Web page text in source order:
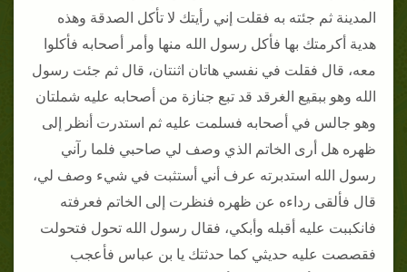
المدينة ثم جئته به فقلت إني رأيتك لا تأكل الصدقة وهذه
هدية أكرمتك بها فأكل رسول الله منها وأمر أصحابه فأكلوا
معه، قال فقلت في نفسي هاتان اثنتان، قال ثم جئت رسول
الله وهو ببقيع الغرقد قد تبع جنازة من أصحابه عليه شملتان
وهو جالس في أصحابه فسلمت عليه ثم استدرت أنظر إلى
ظهره هل أرى الخاتم الذي وصف لي صاحبي فلما رآني
رسول الله استدبرته عرف أني أستثبت في شيء وصف لي،
قال فألقى رداءه عن ظهره فنظرت إلى الخاتم فعرفته
فانكببت عليه أقبله وأبكي، فقال رسول الله تحول فتحولت
فقصصت عليه حديثي كما حدثتك يا بن عباس فأعجب